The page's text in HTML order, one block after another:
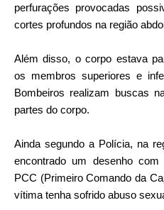
perfurações provocadas
cortes profundos na região
Além disso, o corpo estava
os membros superiores e
Bombeiros realizam buscas
partes do corpo.
Ainda segundo a Polícia, na
encontrado um desenho
PCC (Primeiro Comando da
vítima tenha sofrido abuso